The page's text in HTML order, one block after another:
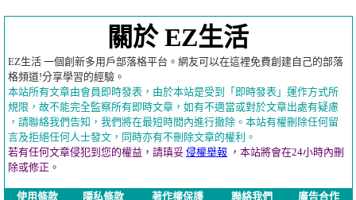
關於 EZ生活
EZ生活 一個創新多用戶部落格平台。網友可以在這裡免費創建自己的部落
格頻道!分享學習的經驗。
本站所有文章由會員即時發表，由於本站是受到「即時發表」運作方式所
規限，故不能完全監察所有即時文章，如有不適當或對於文章出處有疑慮
，請聯絡我們告知，我們將在最短時間內進行撤除。本站有權刪除任何留
言及拒絕任何人士發文，同時亦有不刪除文章的權利。
若有任何文章侵犯到您的權益，請瑱妥 侵權舉報 ，本站將會在24小時內刪
除或修正。
使用條款 隱私條款 著作權保護 聯絡我們 廣告合作